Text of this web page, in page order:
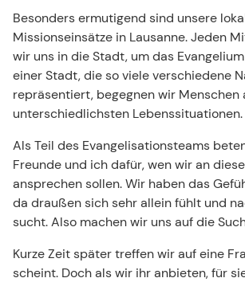
Besonders ermutigend sind unsere
Missionseinsätze in Lausanne. Jeden
wir uns in die Stadt, um das
einer Stadt, die so viele verschiedene
repräsentiert, begegnen wir Menschen
unterschiedlichsten Lebenssituationen.
Als Teil des Evangelisationsteams
Freunde und ich dafür, wen wir an
ansprechen sollen. Wir haben das
da draußen sich sehr allein fühlt und
sucht. Also machen wir uns auf die
Kurze Zeit später treffen wir auf eine
scheint. Doch als wir ihr anbieten, für